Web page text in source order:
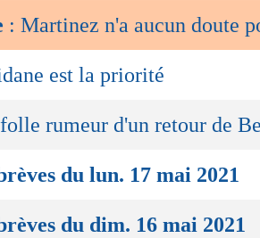
: Martinez n'a aucun doute
est la priorité
rumeur d'un retour de
du lun. 17 mai 2021
du dim. 16 mai 2021